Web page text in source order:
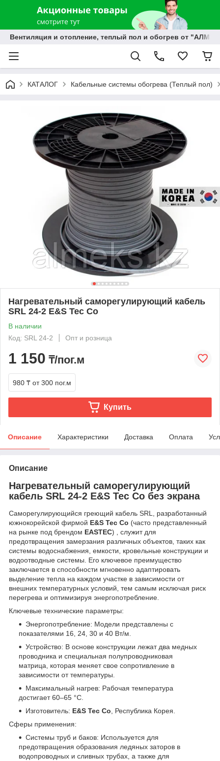
Вентиляция и отопление, теплый пол и обогрев от
КАТАЛОГ Кабельные системы обогрева (Теплый пол)
Нагревательный саморегулирующий кабель
SRL 24-2 E&S Tec Co
В наличии
Код: SRL 24-2
Опт и розница
1 150 ₸/пог.м
980 ₸ от 300 пог.м
Купить
Описание Характеристики Доставка Оплата
Описание
Нагревательный саморегулирующий
кабель SRL 24-2 E&S Tec Co без экрана
Саморегулирующийся греющий кабель SRL, разработанный
южнокорейской фирмой E&S Tec Co (часто представленный
на рынке под брендом EASTEC) , служит для
предотвращения замерзания различных объектов, таких как
системы водоснабжения, емкости, кровельные конструкции и
водоотводные системы. Его ключевое преимущество
заключается в способности мгновенно адаптировать
выделение тепла на каждом участке в зависимости от
внешних температурных условий, тем самым исключая риск
перегрева и оптимизируя энергопотребление.
Ключевые технические параметры:
Энергопотребление: Модели представлены с
показателями 16, 24, 30 и 40 Вт/м.
Устройство: В основе конструкции лежат два медных
проводника и специальная полупроводниковая
матрица, которая меняет свое сопротивление в
зависимости от температуры.
Максимальный нагрев: Рабочая температура
достигает 60–65 °C.
Изготовитель: E&S Tec Co, Республика Корея.
Сферы применения:
Системы труб и баков: Используется для
предотвращения образования ледяных заторов в
водопроводных и сливных трубах, а также для